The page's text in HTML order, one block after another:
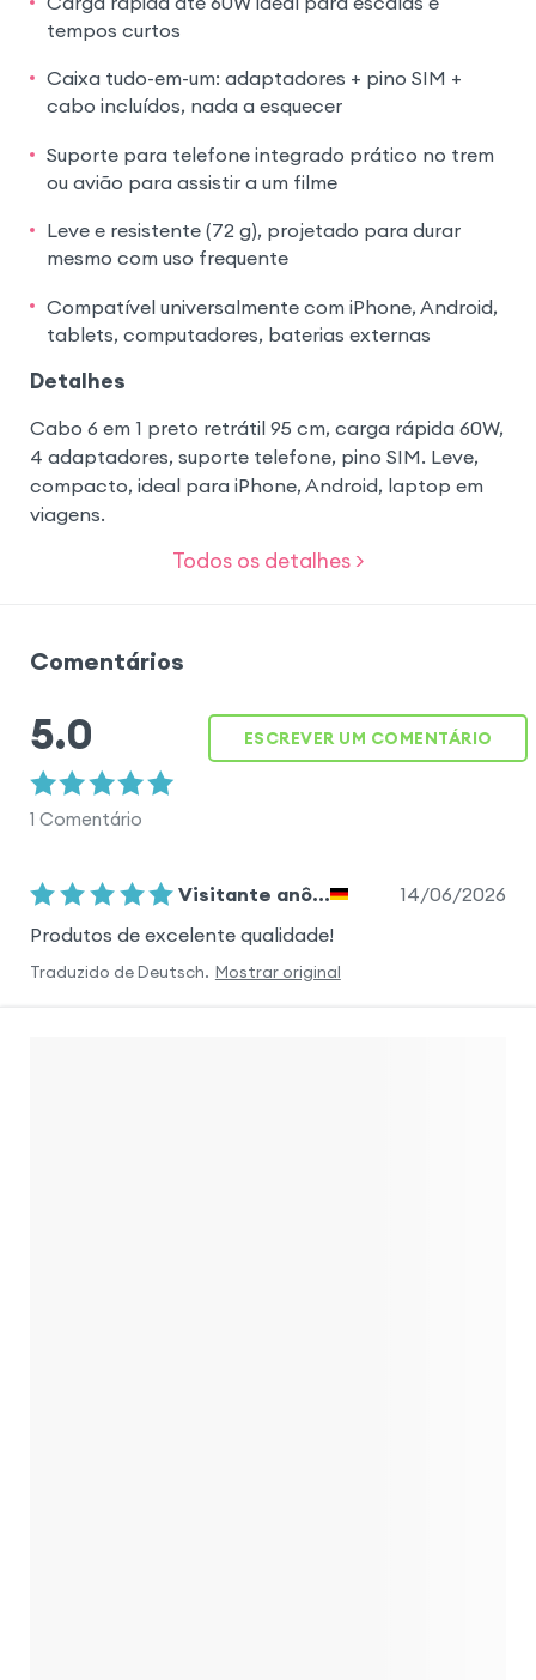
tempos curtos
Caixa tudo-em-um: adaptadores + pino SIM +
cabo incluídos, nada a esquecer
Suporte para telefone integrado prático no trem
ou avião para assistir a um filme
Leve e resistente (72 g), projetado para durar
mesmo com uso frequente
Compatível universalmente com iPhone, Android,
tablets, computadores, baterias externas
Detalhes
Cabo 6 em 1 preto retrátil 95 cm, carga rápida 60W,
4 adaptadores, suporte telefone, pino SIM. Leve,
compacto, ideal para iPhone, Android, laptop em
viagens.
Todos os detalhes >
Comentários
5.0
1 Comentário
ESCREVER UM COMENTÁRIO
Visitante anô...
14/06/2026
Produtos de excelente qualidade!
Traduzido deDeutsch. Mostrar original